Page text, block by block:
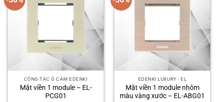
CÔNG TẮC Ổ CẮM EDENKI
Mặt viền 1 module – EL-
PCG01
EDENKI LUXURY - EL
Mặt viền 1 module nhôm
màu vàng xước – EL-ABG01